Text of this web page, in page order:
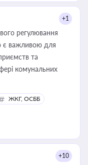
+1
регулювання
є важливою для
та
комунальних
ЖКГ, ОСББ
+10